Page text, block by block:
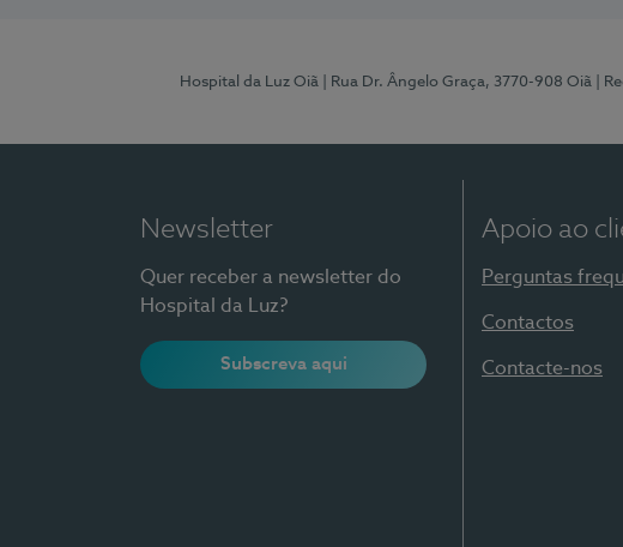
Hospital da Luz Oiã | Rua Dr. Ângelo Graça, 3770-908 Oiã |
Newsletter
Quer receber a newsletter do
Hospital da Luz?
Subscreva aqui
Apoio ao
Perguntas
Contactos
Contacte-nos